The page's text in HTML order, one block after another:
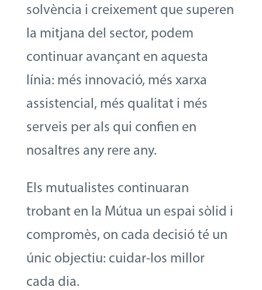
solvència i creixement que superen
la mitjana del sector, podem
continuar avançant en aquesta
línia: més innovació, més xarxa
assistencial, més qualitat i més
serveis per als qui confien en
nosaltres any rere any.
Els mutualistes continuaran
trobant en la Mútua un espai sòlid i
compromès, on cada decisió té un
únic objectiu: cuidar-los millor
cada dia.